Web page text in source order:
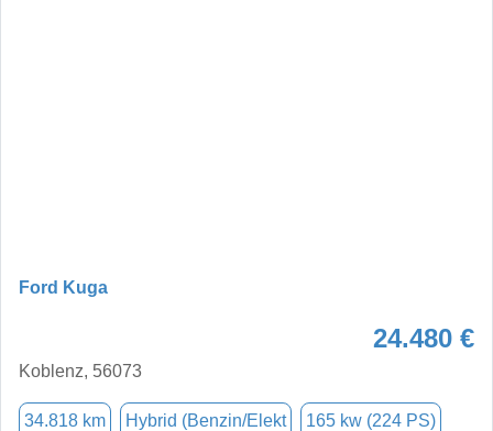
Ford Kuga
24.480 €
Koblenz, 56073
34.818 km Hybrid (Benzin/Elekt 165 kw (224 PS)